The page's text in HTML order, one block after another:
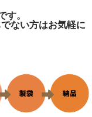
す。
ない方はお気軽に